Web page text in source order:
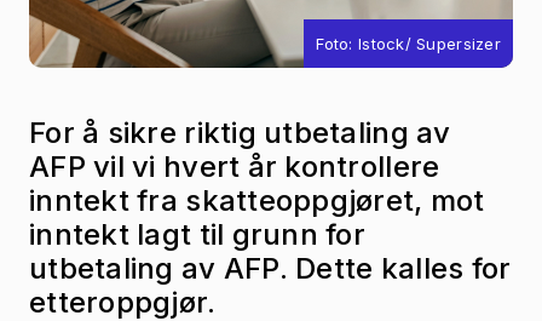
Foto: Istock/ Supersizer
For å sikre riktig utbetaling av
AFP vil vi hvert år kontrollere
inntekt fra skatteoppgjøret, mot
inntekt lagt til grunn for
utbetaling av AFP. Dette kalles for
etteroppgjør.